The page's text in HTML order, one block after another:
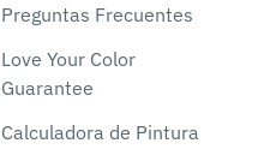
Preguntas Frecuentes
Love Your Color
Guarantee
Calculadora de Pintura